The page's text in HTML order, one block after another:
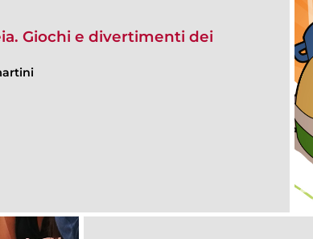
Giochi e divertimenti dei